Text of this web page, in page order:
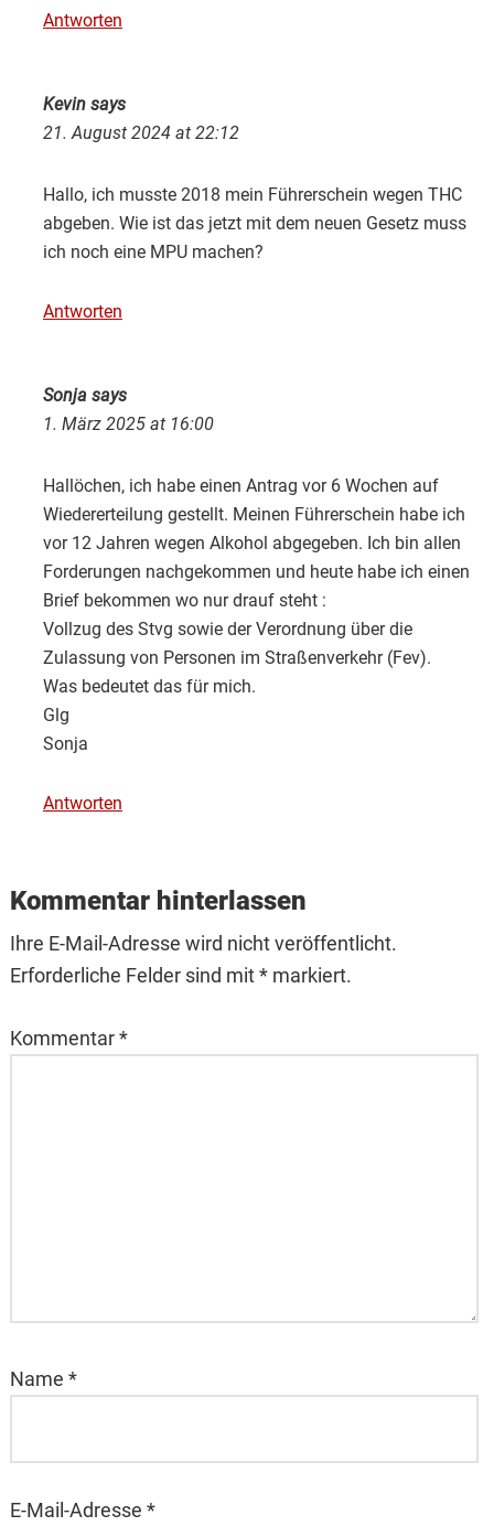
Antworten
Kevin says
21. August 2024 at 22:12
Hallo, ich musste 2018 mein Führerschein wegen THC
abgeben. Wie ist das jetzt mit dem neuen Gesetz muss
ich noch eine MPU machen?
Antworten
Sonja says
1. März 2025 at 16:00
Hallöchen, ich habe einen Antrag vor 6 Wochen auf
Wiedererteilung gestellt. Meinen Führerschein habe ich
vor 12 Jahren wegen Alkohol abgegeben. Ich bin allen
Forderungen nachgekommen und heute habe ich einen
Brief bekommen wo nur drauf steht :
Vollzug des Stvg sowie der Verordnung über die
Zulassung von Personen im Straßenverkehr (Fev).
Was bedeutet das für mich.
Glg
Sonja
Antworten
Kommentar hinterlassen
Ihre E-Mail-Adresse wird nicht veröffentlicht.
Erforderliche Felder sind mit * markiert.
Kommentar*
Name *
E-Mail-Adresse *